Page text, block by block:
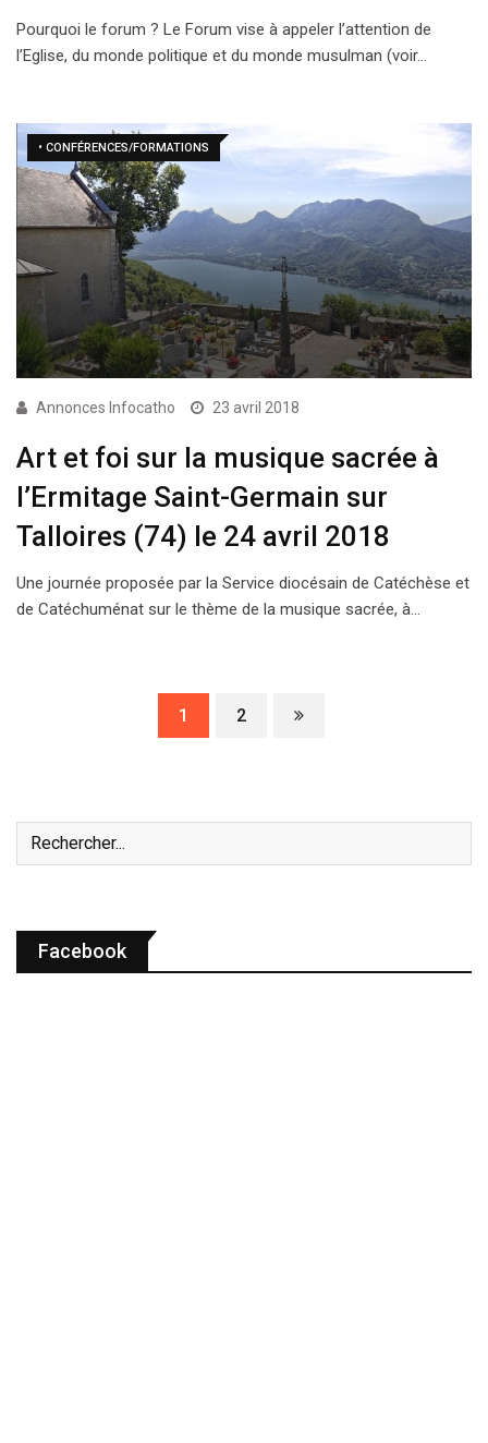
Pourquoi le forum ? Le Forum vise à appeler l’attention de
l’Eglise, du monde politique et du monde musulman (voir…
• CONFÉRENCES/FORMATIONS
Annonces Infocatho 23 avril 2018
Art et foi sur la musique sacrée à
l’Ermitage Saint-Germain sur
Talloires (74) le 24 avril 2018
Une journée proposée par la Service diocésain de Catéchèse et
de Catéchuménat sur le thème de la musique sacrée, à…
1 2
Facebook